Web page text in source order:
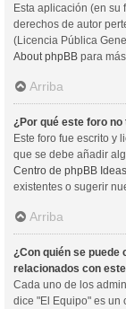
Esta aplicación (en su
derechos de autor
(Licencia Pública
About phpBB para
Arriba
¿Por qué este foro
Este foro fue escrito y
que se debe añadir
Centro de phpBB Ideas
existentes o sugerir
Arriba
¿Con quién se
relacionados con
Cada uno de los
dice "El Equipo" es un